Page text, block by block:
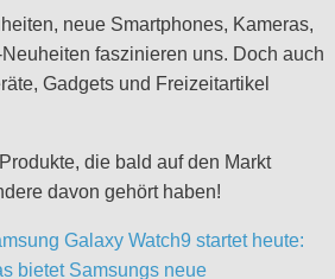
neue Smartphones, Kameras,
faszinieren uns. Doch auch
Gadgets und Freizeitartikel
die bald auf den Markt
davon gehört haben!
Galaxy Watch9 startet heute:
bietet Samsungs neue